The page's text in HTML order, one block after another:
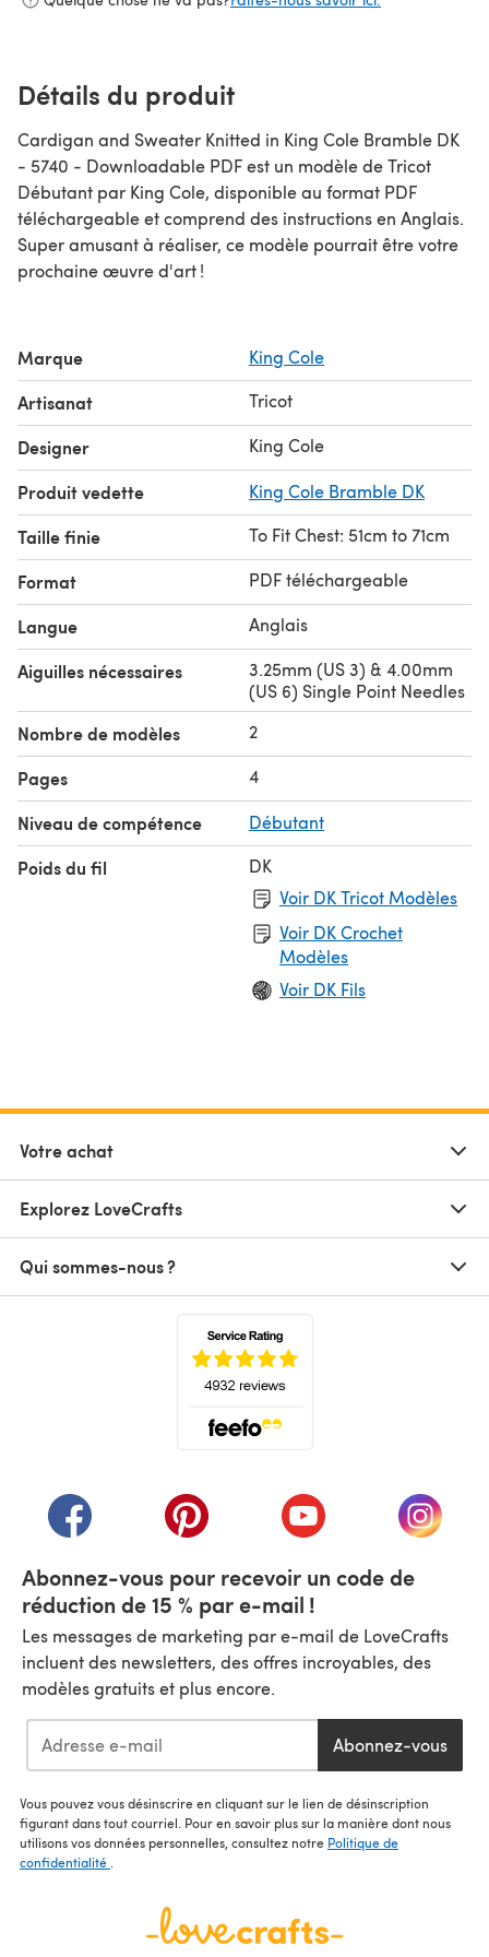
Détails du produit
Cardigan and Sweater Knitted in King Cole Bramble DK
- 5740 - Downloadable PDF est un modèle de Tricot
Débutant par King Cole, disponible au format PDF
téléchargeable et comprend des instructions en Anglais.
Super amusant à réaliser, ce modèle pourrait être votre
prochaine œuvre d'art !
Marque King Cole
Artisanat Tricot
Designer King Cole
Produit vedette King Cole Bramble DK
Taille finie To Fit Chest: 51cm to 71cm
Format PDF téléchargeable
Langue Anglais
Aiguilles nécessaires
3.25mm (US 3) & 4.00mm
(US 6) Single Point Needles
Nombre de modèles 2
Pages 4
Niveau de compétence Débutant
Poids du fil
DK
Voir DK Tricot Modèles
Voir DK Crochet
Modèles
Voir DK Fils
Votre achat
Explorez LoveCrafts
Qui sommes-nous ?
(s'ouvre dans un nouvel onglet)
(s'ouvre dans un nouvel onglet)
(s'ouvre dans un(s'ouvre
Abonnez-vous pour recevoir un code de
réduction de 15 % par e-mail !
Les messages de marketing par e-mail de LoveCrafts
incluent des newsletters, des offres incroyables, des
modèles gratuits et plus encore.
Abonnez-vous
Vous pouvez vous désinscrire en cliquant sur le lien de désinscription
figurant dans tout courriel. Pour en savoir plus sur la manière dont nous
utilisons vos données personnelles, consultez notre Politique de
confidentialité